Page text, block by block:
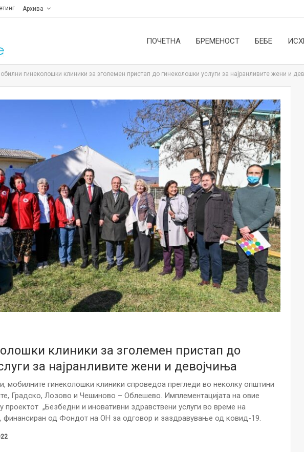
Архива
ПОЧЕТНА БРЕМЕНОСТ БЕБЕ
гинеколошки клиники за зголемен пристап до гинеколошки услуги за најранливите жени и
клиники за зголемен пристап до
за најранливите жени и девојчиња
мобилните гинеколошки клиники спроведоа прегледи во неколку општини
Градско, Лозово и Чешиново – Облешево. Имплементацијата на овие
проектот „Безбедни и иновативни здравствени услуги во време на
финансиран од Фондот на ОН за одговор и заздравување од ковид-19.
НОВОСТИ
Финците вложија милион евра во
кал, за посилен имунитет на децата
Мајка и Дете Јул 24, 2026
Малолетниците ќе бидат офлајн
Нов тест од крвта би можел да го
открие ризикот од Алцхајмер
многу…
Јул 22, 2026
Австралијка роди четири
идентични ќерки: Чудо што се